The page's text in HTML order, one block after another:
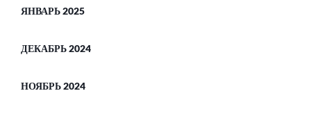
ЯНВАРЬ 2025
ДЕКАБРЬ 2024
НОЯБРЬ 2024